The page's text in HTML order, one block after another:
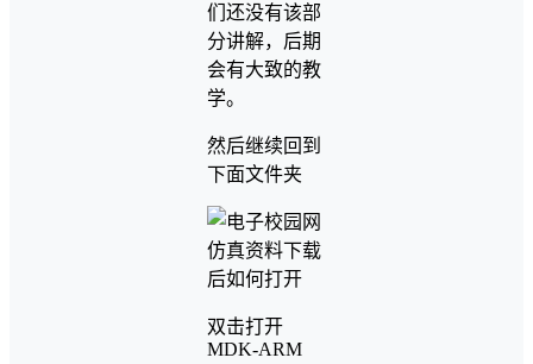
们还没有该部
分讲解，后期
会有大致的教
学。
然后继续回到
下面文件夹
双击打开
MDK-ARM